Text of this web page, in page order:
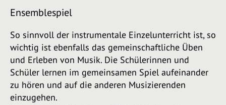
Ensemblespiel
So sinnvoll der instrumentale Einzelunterricht ist, so
wichtig ist ebenfalls das gemeinschaftliche Üben
und Erleben von Musik. Die Schülerinnen und
Schüler lernen im gemeinsamen Spiel aufeinander
zu hören und auf die anderen Musizierenden
einzugehen.